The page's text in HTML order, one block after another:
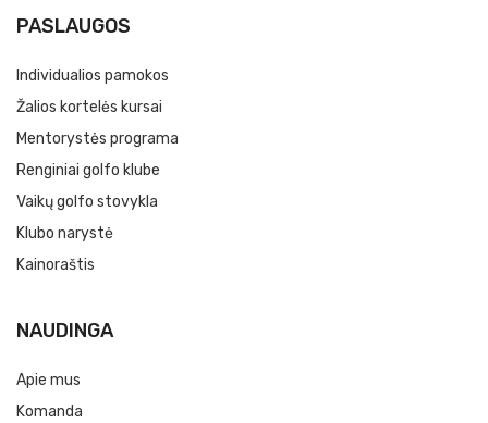
PASLAUGOS
Individualios pamokos
Žalios kortelės kursai
Mentorystės programa
Renginiai golfo klube
Vaikų golfo stovykla
Klubo narystė
Kainoraštis
NAUDINGA
Apie mus
Komanda